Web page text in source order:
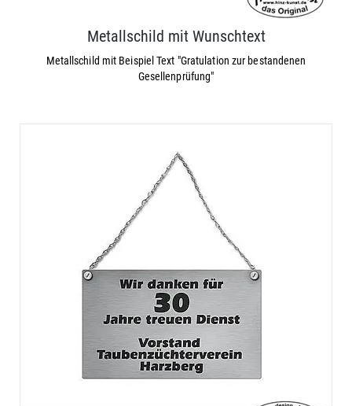
Metallschild mit Wunschtext
Metallschild mit Beispiel Text "Gratulation zur bestandenen
Gesellenprüfung"